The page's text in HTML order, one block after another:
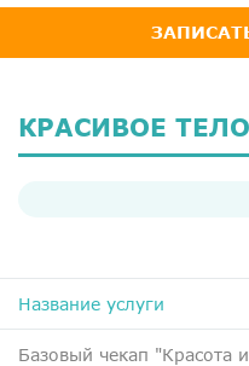
КРАСИВОЕ
Название услуги
Базовый чекап "Красота